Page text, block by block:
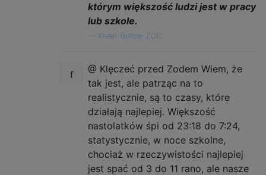
którym większość ludzi jest w pracy
lub szkole.
Kneel-Before-ZOD
@ Klęczeć przed Zodem Wiem, że
tak jest, ale patrząc na to
realistycznie, są to czasy, które
działają najlepiej. Większość
nastolatków śpi od 23:18 do 7:24,
statystycznie, w noce szkolne,
chociaż w rzeczywistości najlepiej
jest spać od 3 do 11 rano, ale nasze